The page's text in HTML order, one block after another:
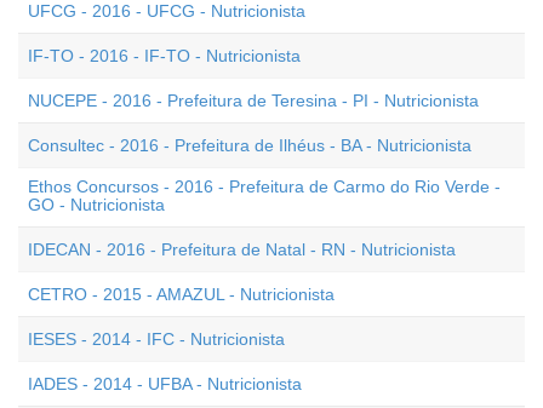
UFCG - 2016 - UFCG - Nutricionista
IF-TO - 2016 - IF-TO - Nutricionista
NUCEPE - 2016 - Prefeitura de Teresina - PI - Nutricionista
Consultec - 2016 - Prefeitura de Ilhéus - BA - Nutricionista
Ethos Concursos - 2016 - Prefeitura de Carmo do Rio Verde -
GO - Nutricionista
IDECAN - 2016 - Prefeitura de Natal - RN - Nutricionista
CETRO - 2015 - AMAZUL - Nutricionista
IESES - 2014 - IFC - Nutricionista
IADES - 2014 - UFBA - Nutricionista